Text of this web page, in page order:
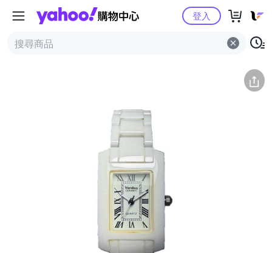
Yahoo購物中心
登入
簡介 評價 (0) 猜你喜歡